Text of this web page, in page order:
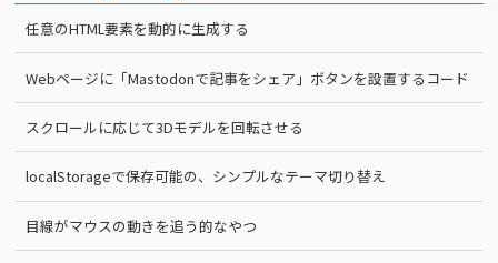
任意のHTML要素を動的に生成する
Webページに「Mastodonで記事をシェア」ボタンを設置するコード
スクロールに応じて3Dモデルを回転させる
localStorageで保存可能の、シンプルなテーマ切り替え
目線がマウスの動きを追う的なやつ